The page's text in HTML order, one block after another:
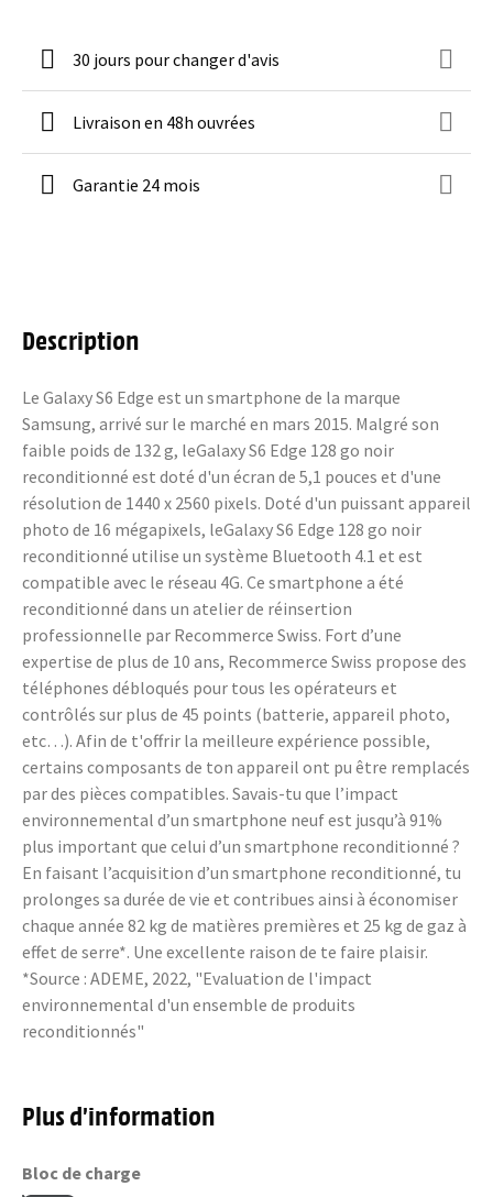
30 jours pour changer d'avis
Livraison en 48h ouvrées
Garantie 24 mois
Description
Le Galaxy S6 Edge est un smartphone de la marque
Samsung, arrivé sur le marché en mars 2015. Malgré son
faible poids de 132 g, leGalaxy S6 Edge 128 go noir
reconditionné est doté d'un écran de 5,1 pouces et d'une
résolution de 1440 x 2560 pixels. Doté d'un puissant appareil
photo de 16 mégapixels, leGalaxy S6 Edge 128 go noir
reconditionné utilise un système Bluetooth 4.1 et est
compatible avec le réseau 4G. Ce smartphone a été
reconditionné dans un atelier de réinsertion
professionnelle par Recommerce Swiss. Fort d’une
expertise de plus de 10 ans, Recommerce Swiss propose des
téléphones débloqués pour tous les opérateurs et
contrôlés sur plus de 45 points (batterie, appareil photo,
etc…). Afin de t'offrir la meilleure expérience possible,
certains composants de ton appareil ont pu être remplacés
par des pièces compatibles. Savais-tu que l’impact
environnemental d’un smartphone neuf est jusqu’à 91%
plus important que celui d’un smartphone reconditionné ?
En faisant l’acquisition d’un smartphone reconditionné, tu
prolonges sa durée de vie et contribues ainsi à économiser
chaque année 82 kg de matières premières et 25 kg de gaz à
effet de serre*. Une excellente raison de te faire plaisir.
*Source : ADEME, 2022, "Evaluation de l'impact
environnemental d'un ensemble de produits
reconditionnés"
Plus d’information
Bloc de charge